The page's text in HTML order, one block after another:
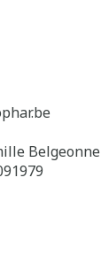
Belgeonne